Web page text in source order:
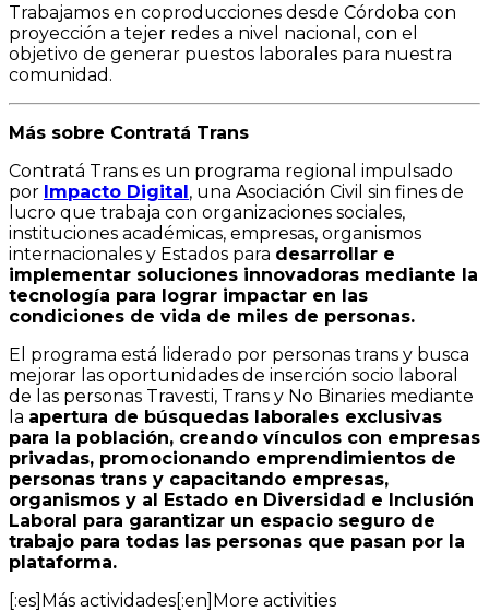
Trabajamos en coproducciones desde Córdoba con
proyección a tejer redes a nivel nacional, con el
objetivo de generar puestos laborales para nuestra
comunidad.
Más sobre Contratá Trans
Contratá Trans es un programa regional impulsado
por Impacto Digital, una Asociación Civil sin fines de
lucro que trabaja con organizaciones sociales,
instituciones académicas, empresas, organismos
internacionales y Estados para desarrollar e
implementar soluciones innovadoras mediante la
tecnología para lograr impactar en las
condiciones de vida de miles de personas.
El programa está liderado por personas trans y busca
mejorar las oportunidades de inserción socio laboral
de las personas Travesti, Trans y No Binaries mediante
la apertura de búsquedas laborales exclusivas
para la población, creando vínculos con empresas
privadas, promocionando emprendimientos de
personas trans y capacitando empresas,
organismos y al Estado en Diversidad e Inclusión
Laboral para garantizar un espacio seguro de
trabajo para todas las personas que pasan por la
plataforma.
[:es]Más actividades[:en]More activities